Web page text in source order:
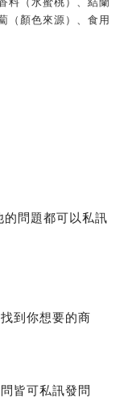
（顏色來源）、食用
問題都可以私訊
到你想要的商
皆可私訊發問